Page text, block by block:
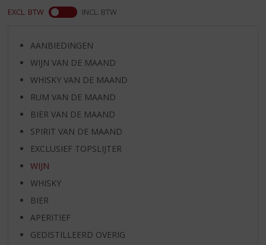
EXCL. BTW INCL. BTW
AANBIEDINGEN
WIJN VAN DE MAAND
WHISKY VAN DE MAAND
RUM VAN DE MAAND
BIER VAN DE MAAND
SPIRIT VAN DE MAAND
EXCLUSIEF TOPSLIJTER
WIJN
WHISKY
BIER
APERITIEF
GEDISTILLEERD OVERIG